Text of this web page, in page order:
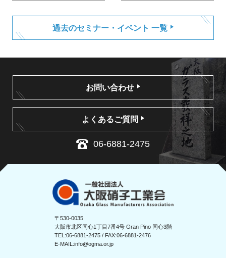
過去のセミナー・イベント 一覧
お問い合わせ
よくあるご質問
06-6881-2475
〒530-0035
大阪市北区同心1丁目7番4号 Gran Pino 同心3階
TEL:06-6881-2475/ FAX:06-6881-2476
E-MAIL:info@ogma.or.jp